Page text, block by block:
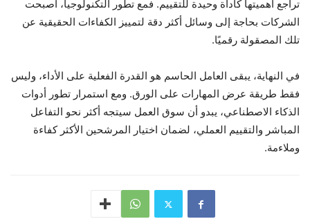
تراجع أهميتها كأداة وحيدة للتقييم. فمع تطور التكنولوجيا، أصبحت
الشركات بحاجة إلى وسائل أكثر دقة لتمييز الكفاءات الحقيقية عن
تلك المصقولة رقميًا.
في النهاية، يبقى العامل الحاسم هو القدرة الفعلية على الأداء، وليس
فقط طريقة عرض المهارات على الورق. ومع استمرار تطور أدوات
الذكاء الاصطناعي، يبدو أن سوق العمل سيتجه أكثر نحو التفاعل
المباشر والتقييم العملي، لضمان اختيار المرشحين الأكثر كفاءة
وملاءمة.